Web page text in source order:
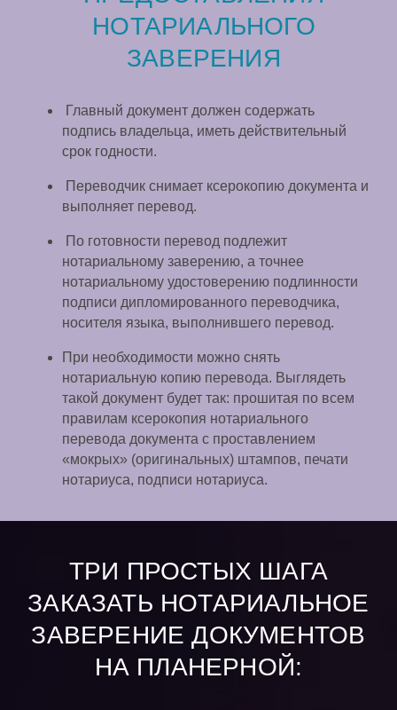
НОТАРИАЛЬНОГО
ЗАВЕРЕНИЯ
Главный документ должен содержать
подпись владельца, иметь действительный
срок годности.
Переводчик снимает ксерокопию документа и
выполняет перевод.
По готовности перевод подлежит
нотариальному заверению, а точнее
нотариальному удостоверению подлинности
подписи дипломированного переводчика,
носителя языка, выполнившего перевод.
При необходимости можно снять
нотариальную копию перевода. Выглядеть
такой документ будет так: прошитая по всем
правилам ксерокопия нотариального
перевода документа с проставлением
«мокрых» (оригинальных) штампов, печати
нотариуса, подписи нотариуса.
ТРИ ПРОСТЫХ ШАГА
ЗАКАЗАТЬ НОТАРИАЛЬНОЕ
ЗАВЕРЕНИЕ ДОКУМЕНТОВ
НА ПЛАНЕРНОЙ: